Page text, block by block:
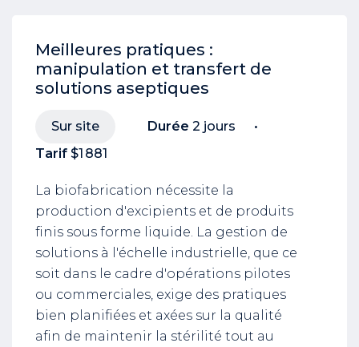
Meilleures pratiques :
manipulation et transfert de
solutions aseptiques
Sur site Durée 2 jours
Tarif $1 881
La biofabrication nécessite la
production d'excipients et de produits
finis sous forme liquide. La gestion de
solutions à l'échelle industrielle, que ce
soit dans le cadre d'opérations pilotes
ou commerciales, exige des pratiques
bien planifiées et axées sur la qualité
afin de maintenir la stérilité tout au